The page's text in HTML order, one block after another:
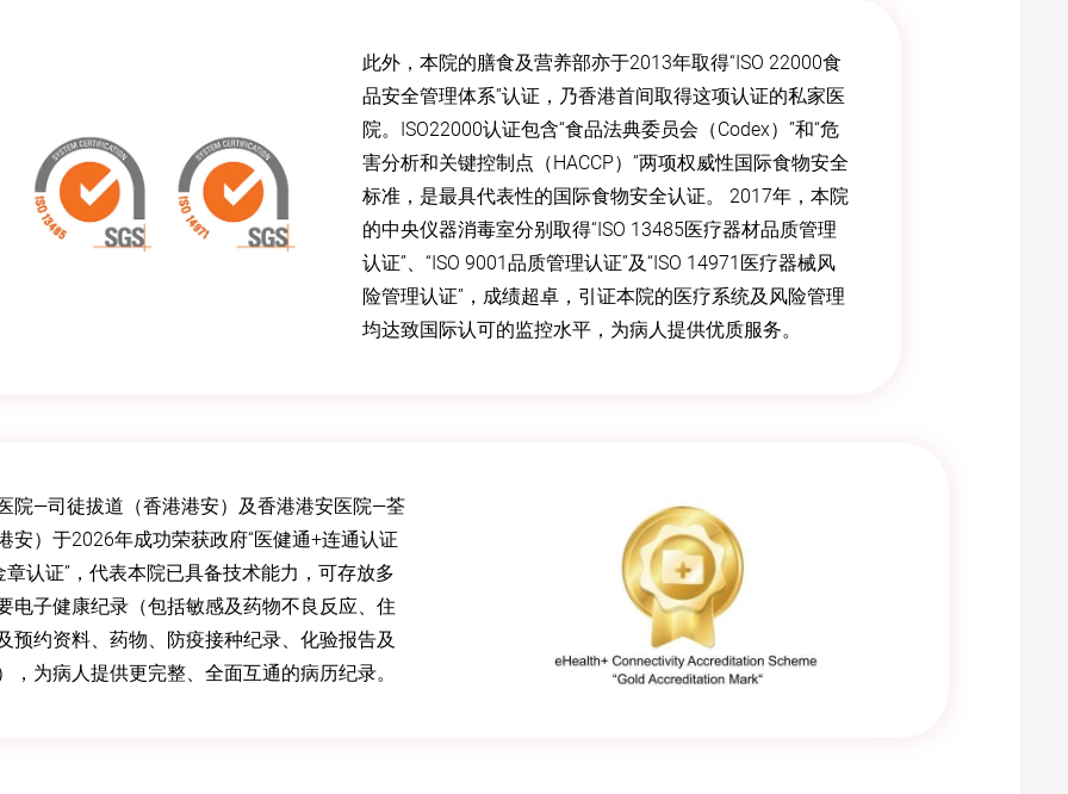
此外，本院的膳食及营养部亦于2013年取得“ISO 22000食
品安全管理体系”认证，乃香港首间取得这项认证的私家医
院。ISO22000认证包含“食品法典委员会（Codex）”和“危
害分析和关键控制点（HACCP）”两项权威性国际食物安全
标准，是最具代表性的国际食物安全认证。 2017年，本院
的中央仪器消毒室分别取得“ISO 13485医疗器材品质管理
认证”、“ISO 9001品质管理认证”及“ISO 14971医疗器械风
险管理认证”，成绩超卓，引证本院的医疗系统及风险管理
均达致国际认可的监控水平，为病人提供优质服务。
院—司徒拔道（香港港安）及香港港安医院—荃
安）于2026年成功荣获政府“医健通+连通认证
章认证”，代表本院已具备技术能力，可存放多
电子健康纪录（包括敏感及药物不良反应、住
预约资料、药物、防疫接种纪录、化验报告及
，为病人提供更完整、全面互通的病历纪录。